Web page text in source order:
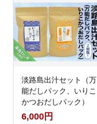
淡路島出汁セット（万
能だしパック、いりこ
かつおだしパック）
6,000円